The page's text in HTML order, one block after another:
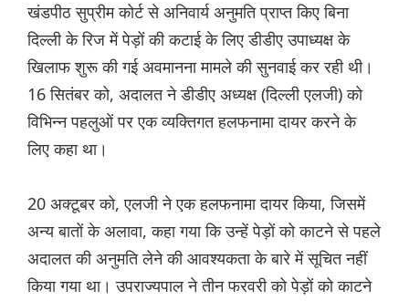
खंडपीठ सुप्रीम कोर्ट से अनिवार्य अनुमति प्राप्त किए बिना
दिल्ली के रिज में पेड़ों की कटाई के लिए डीडीए उपाध्यक्ष के
खिलाफ शुरू की गई अवमानना मामले की सुनवाई कर रही थी।
16 सितंबर को, अदालत ने डीडीए अध्यक्ष (दिल्ली एलजी) को
विभिन्न पहलुओं पर एक व्यक्तिगत हलफनामा दायर करने के
लिए कहा था।
20 अक्टूबर को, एलजी ने एक हलफनामा दायर किया, जिसमें
अन्य बातों के अलावा, कहा गया कि उन्हें पेड़ों को काटने से पहले
अदालत की अनुमति लेने की आवश्यकता के बारे में सूचित नहीं
किया गया था। उपराज्यपाल ने तीन फरवरी को पेड़ों को काटने